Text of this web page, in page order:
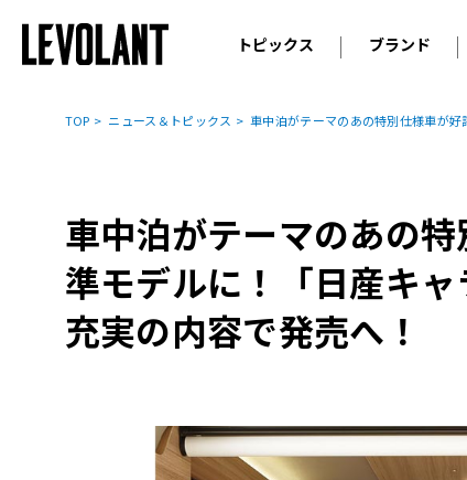
トピックス
ニュース
コラム
ブランド
輸入車 ア
プ
ア
ラ
ボ
ジ
TOP ニュース＆トピックス 車中泊がテーマのあの特別仕様車が
車中泊がテーマのあの
準モデルに！「日産キ
充実の内容で発売へ！